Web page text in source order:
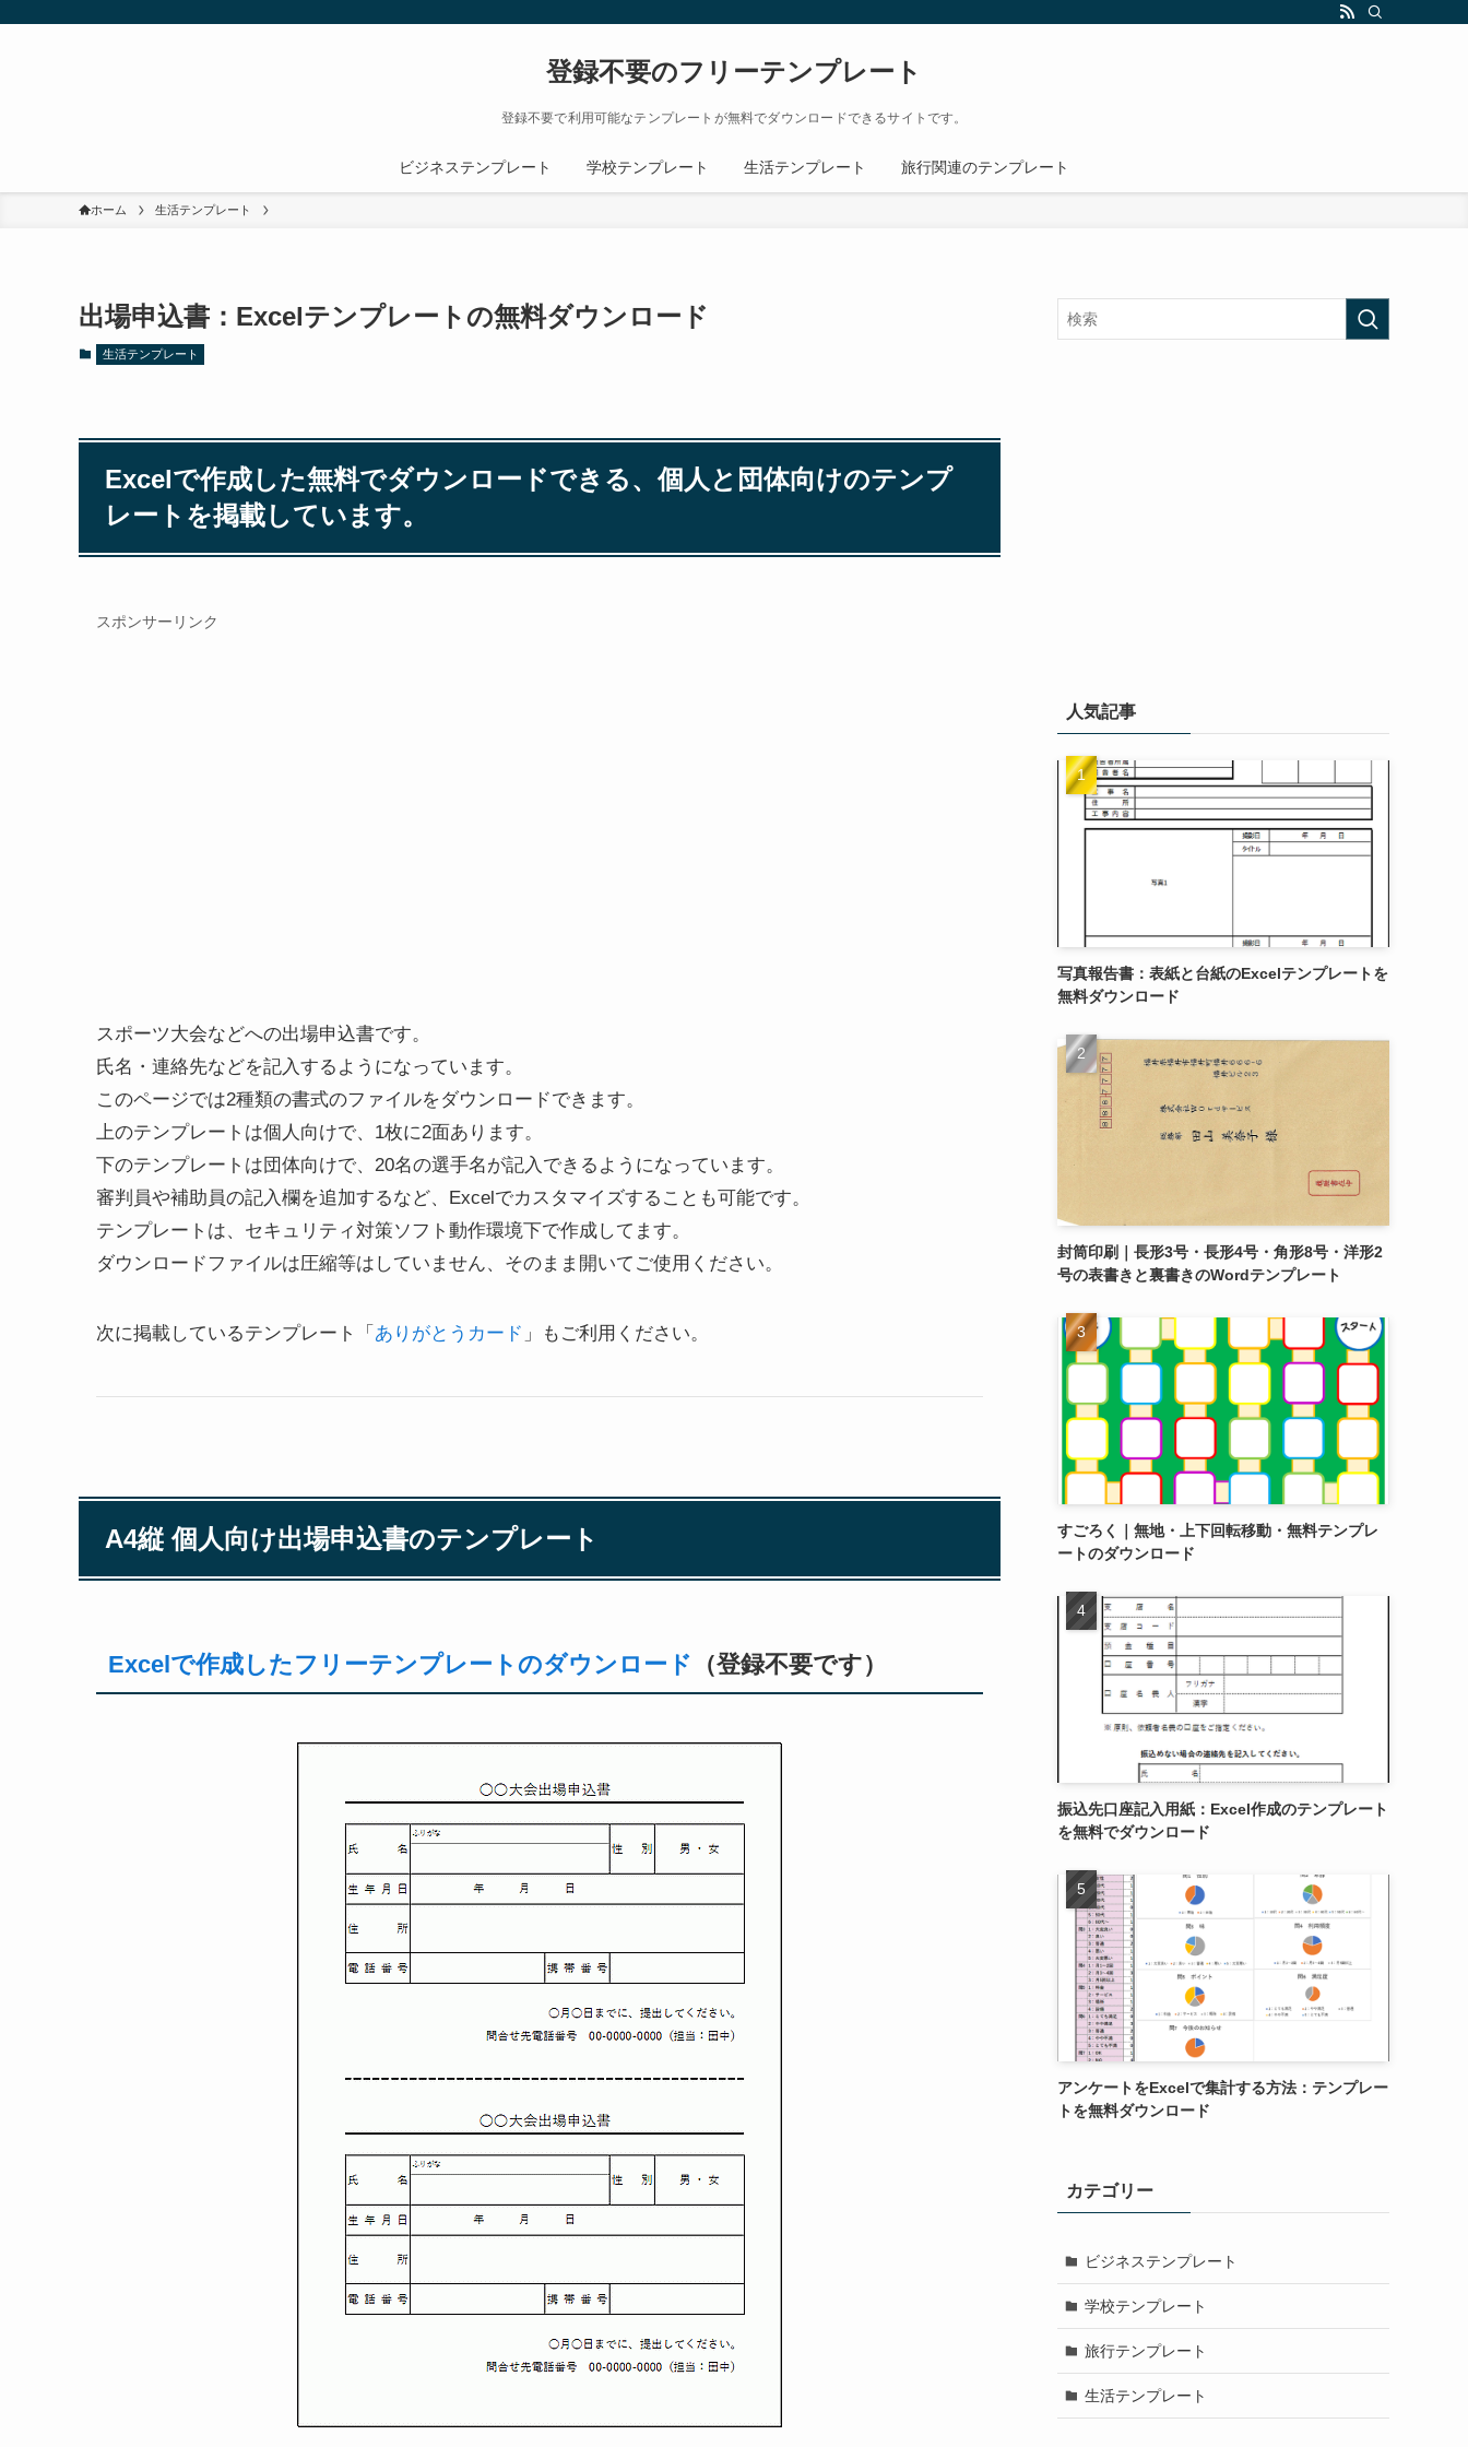
登録不要のフリーテンプレート
登録不要で利用可能なテンプレートが無料でダウンロードできるサイトです。
ビジネステンプレート 学校テンプレート 生活テンプレート 旅行関連のテンプレート
ホーム 生活テンプレート
出場申込書：Excelテンプレートの無料ダウンロード
生活テンプレート
Excelで作成した無料でダウンロードできる、個人と団体向けのテンプ
レートを掲載しています。
スポンサーリンク
スポーツ大会などへの出場申込書です。
氏名・連絡先などを記入するようになっています。
このページでは2種類の書式のファイルをダウンロードできます。
上のテンプレートは個人向けで、1枚に2面あります。
下のテンプレートは団体向けで、20名の選手名が記入できるようになっています。
審判員や補助員の記入欄を追加するなど、Excelでカスタマイズすることも可能です。
テンプレートは、セキュリティ対策ソフト動作環境下で作成してます。
ダウンロードファイルは圧縮等はしていません、そのまま開いてご使用ください。
次に掲載しているテンプレート「 ありがとうカード 」もご利用ください。
A4縦 個人向け出場申込書のテンプレート
Excelで作成したフリーテンプレートのダウンロード （登録不要です）
人気記事
写真報告書：表紙と台紙のExcelテンプレートを
無料ダウンロード
封筒印刷｜長形3号・長形4号・角形8号・洋形2
号の表書きと裏書きのWordテンプレート
すごろく｜無地・上下回転移動・無料テンプレ
ートのダウンロード
振込先口座記入用紙：Excel作成のテンプレート
を無料でダウンロード
アンケートをExcelで集計する方法：テンプレー
トを無料ダウンロード
カテゴリー
ビジネステンプレート
学校テンプレート
旅行テンプレート
生活テンプレート